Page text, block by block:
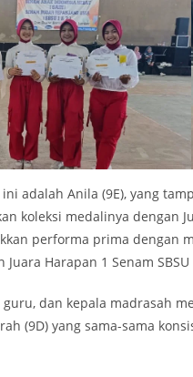
adalah Anila (9E), yang
koleksi medalinya dengan
performa prima dengan
Juara Harapan 1 Senam SBSU
dan kepala madrasah
(9D) yang sama-sama